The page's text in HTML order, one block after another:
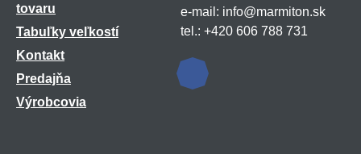
tovaru
Tabuľky veľkostí
Kontakt
Predajňa
Výrobcovia
e-mail: info@marmiton.sk
tel.: +420 606 788 731